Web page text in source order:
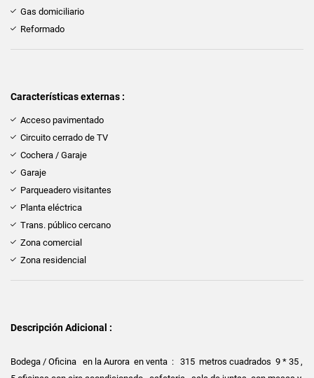
Gas domiciliario
Reformado
Características externas :
Acceso pavimentado
Circuito cerrado de TV
Cochera / Garaje
Garaje
Parqueadero visitantes
Planta eléctrica
Trans. público cercano
Zona comercial
Zona residencial
Descripción Adicional :
Bodega / Oficina en la Aurora en venta : 315 metros cuadrados 9 * 35 ,